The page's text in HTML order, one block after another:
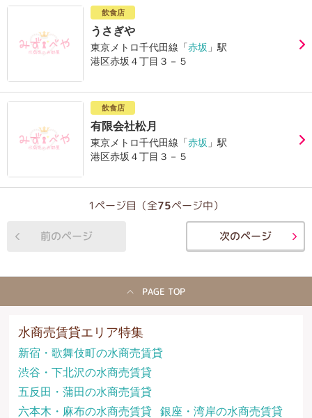
飲食店
うさぎや
東京メトロ千代田線「赤坂 」駅
港区赤坂４丁目３－５
飲食店
有限会社松月
東京メトロ千代田線「赤坂 」駅
港区赤坂４丁目３－５
1ページ目（全75ページ中）
前のページ 次のページ
PAGE TOP
水商売賃貸エリア特集
新宿・歌舞伎町の水商売賃貸
渋谷・下北沢の水商売賃貸
五反田・蒲田の水商売賃貸
六本木・麻布の水商売賃貸
銀座・湾岸の水商売賃貸